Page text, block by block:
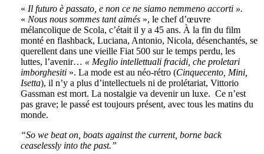
« Il futuro è passato, e non ce ne siamo nemmeno accorti ».
« Nous nous sommes tant aimés», le chef d’œuvre
mélancolique de Scola, c’était il y a 45 ans. À la fin du film
monté en flashback, Luciana, Antonio, Nicola, désenchantés, se
querellent dans une vieille Fiat 500 sur le temps perdu, les
luttes, l’avenir… « Meglio intellettuali fracidi, che proletari
imborghesiti». La mode est au néo-rétro (Cinquecento, Mini,
Isetta), il n’y a plus d’intellectuels ni de prolétariat, Vittorio
Gassman est mort. La nostalgie va devenir un luxe. Ce n’est
pas grave; le passé est toujours présent, avec tous les matins du
monde.
“So we beat on, boats against the current, borne back
ceaselessly into the past.”